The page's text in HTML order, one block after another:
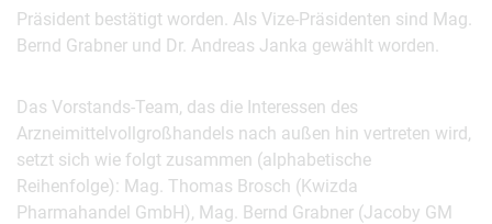
Präsident bestätigt worden. Als Vize-Präsidenten sind Mag.
Bernd Grabner und Dr. Andreas Janka gewählt worden.
Das Vorstands-Team, das die Interessen des
Arzneimittelvollgroßhandels nach außen hin vertreten wird,
setzt sich wie folgt zusammen (alphabetische
Reihenfolge): Mag. Thomas Brosch (Kwizda
Pharmahandel GmbH), Mag. Bernd Grabner (Jacoby GM